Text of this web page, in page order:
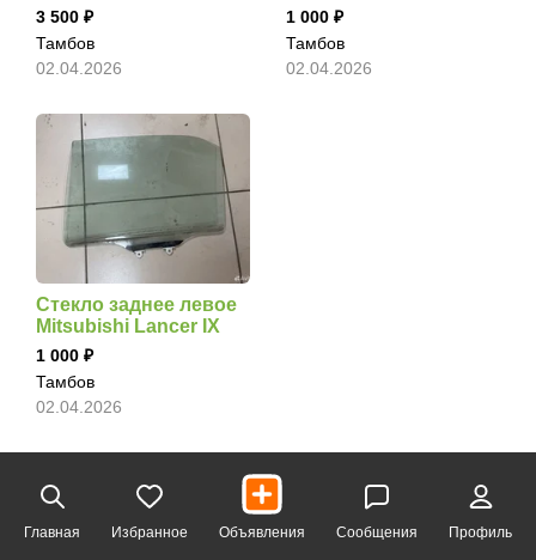
3 500
Тамбов
02.04.2026
1 000
Тамбов
02.04.2026
Стекло заднее левое
Mitsubishi Lancer IX
1 000
Тамбов
02.04.2026
Главная Избранное Объявления Сообщения Профиль